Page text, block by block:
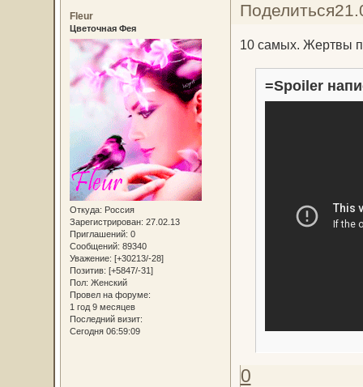
Поделиться
Fleur
Цветочная Фея
Откуда: Россия
Зарегистрирован: 27.02.13
Приглашений: 0
Сообщений: 89340
Уважение: [+30213/-28]
Позитив: [+5847/-31]
Пол: Женский
Провел на форуме:
1 год 9 месяцев
Последний визит:
Сегодня 06:59:09
10 самых. Жертвы
=Spoiler
0